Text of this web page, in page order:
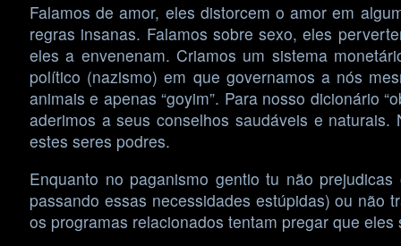
Falamos de amor, eles distorcem o amor em
regras insanas. Falamos sobre sexo, eles
eles a envenenam. Criamos um sistema
político (nazismo) em que governamos a nós
animais e apenas “goyim”. Para nosso dicionário
aderimos a seus conselhos saudáveis e
estes seres podres.
Enquanto no paganismo gentio tu não
passando essas necessidades estúpidas) ou não
os programas relacionados tentam pregar que